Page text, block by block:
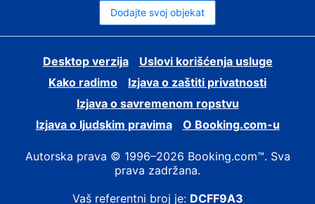
Dodajte svoj objekat
Desktop verzija
Uslovi korišćenja usluge
Kako radimo
Izjava o zaštiti privatnosti
Izjava o savremenom ropstvu
Izjava o ljudskim pravima
О Booking.com-u
Autorska prava © 1996–2026 Booking.com™. Sva
prava zadržana.
Vaš referentni broj je: DCFF9A3